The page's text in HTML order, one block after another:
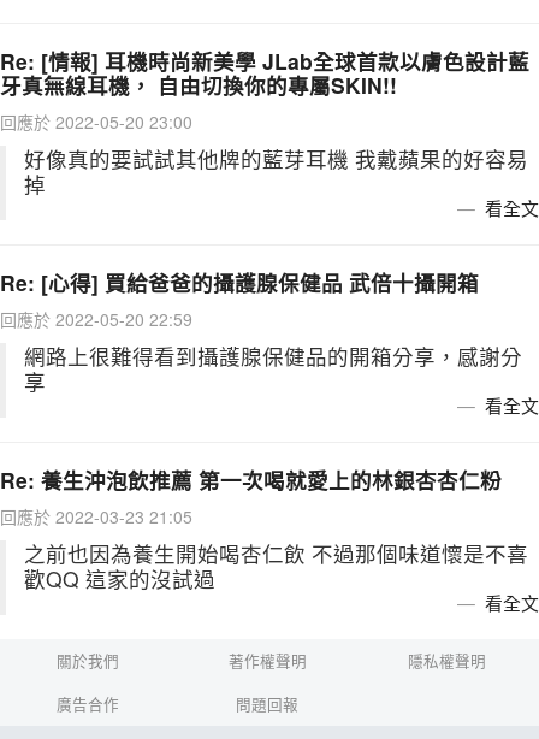
Re: [情報] 耳機時尚新美學 JLab全球首款以膚色設計藍
牙真無線耳機， 自由切換你的專屬SKIN!!
回應於 2022-05-20 23:00
好像真的要試試其他牌的藍芽耳機 我戴蘋果的好容易
掉
看全文
Re: [心得] 買給爸爸的攝護腺保健品 武倍十攝開箱
回應於 2022-05-20 22:59
網路上很難得看到攝護腺保健品的開箱分享，感謝分
享
看全文
Re: 養生沖泡飲推薦 第一次喝就愛上的林銀杏杏仁粉
回應於 2022-03-23 21:05
之前也因為養生開始喝杏仁飲 不過那個味道懷是不喜
歡QQ 這家的沒試過
看全文
關於我們 著作權聲明
隱私權聲明
廣告合作
問題回報